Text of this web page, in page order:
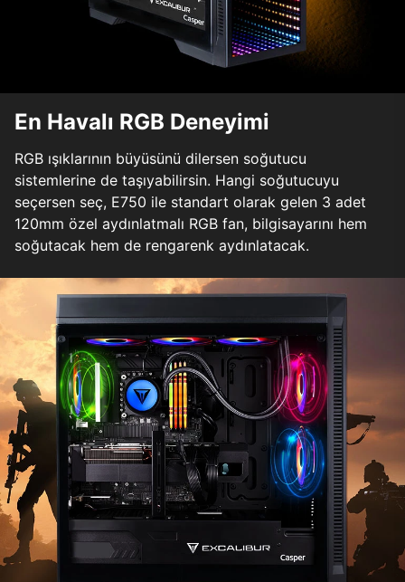
En Havalı RGB Deneyimi
RGB ışıklarının büyüsünü dilersen soğutucu
sistemlerine de taşıyabilirsin. Hangi soğutucuyu
seçersen seç, E750 ile standart olarak gelen 3 adet
120mm özel aydınlatmalı RGB fan, bilgisayarını hem
soğutacak hem de rengarenk aydınlatacak.